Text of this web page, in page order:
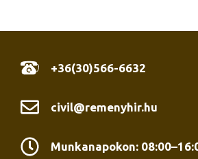
+36(30)566-6632
civil@remenyhir.hu
Munkanapokon: